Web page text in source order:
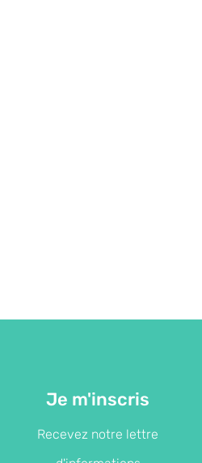
Je m'inscris
Recevez notre lettre